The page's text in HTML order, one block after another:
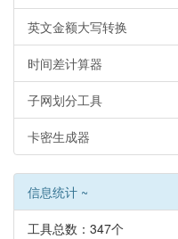
英文金额大写转换
时间差计算器
子网划分工具
卡密生成器
信息统计 ~
工具总数：347个